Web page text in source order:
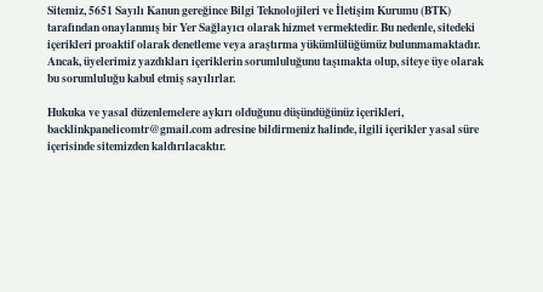
Sitemiz, 5651 Sayılı Kanun gereğince Bilgi Teknolojileri ve İletişim Kurumu (BTK)
tarafından onaylanmış bir Yer Sağlayıcı olarak hizmet vermektedir. Bu nedenle, sitedeki
içerikleri proaktif olarak denetleme veya araştırma yükümlülüğümüz bulunmamaktadır.
Ancak, üyelerimiz yazdıkları içeriklerin sorumluluğunu taşımakta olup, siteye üye olarak
bu sorumluluğu kabul etmiş sayılırlar.
Hukuka ve yasal düzenlemelere aykırı olduğunu düşündüğünüz içerikleri,
backlinkpanelicomtr@gmail.comadresine bildirmeniz halinde, ilgili içerikler yasal süre
içerisinde sitemizden kaldırılacaktır.